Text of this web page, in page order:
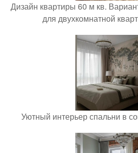
Дизайн квартиры 60 м кв.
для двухкомнатной
Уютный интерьер спальни в